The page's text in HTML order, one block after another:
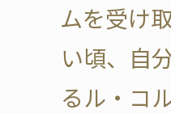
ムを受け
い頃、自
るル・コ